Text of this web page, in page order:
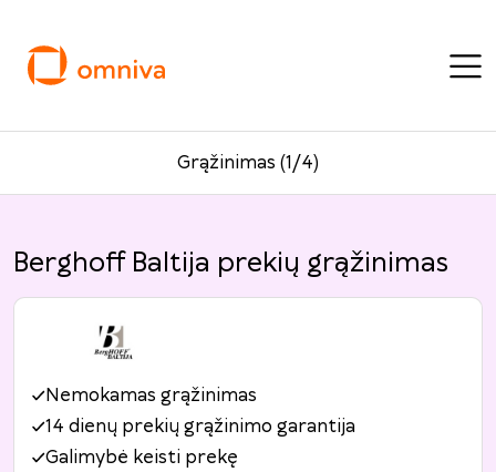
Grąžinimas (1/4)
Berghoff Baltija prekių grąžinimas
Nemokamas grąžinimas
14 dienų prekių grąžinimo garantija
Galimybė keisti prekę